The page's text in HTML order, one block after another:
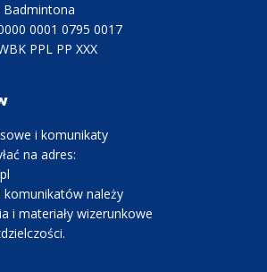
Badmintona
0001 0795 0017
PPL PP XXX
i komunikaty
na adres:
należy
i materiały wizerunkowe